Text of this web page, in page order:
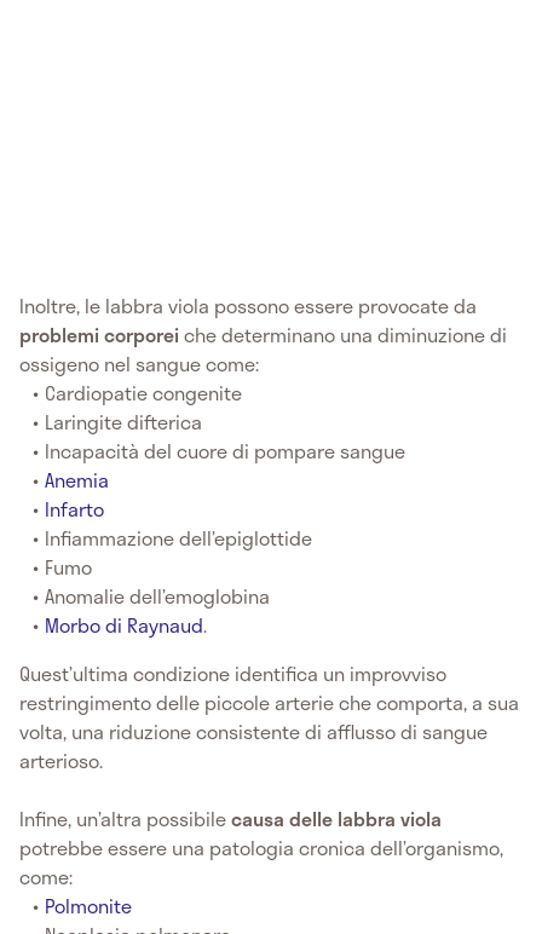
Inoltre, le labbra viola possono essere provocate da
problemi corporeiche determinano una diminuzione di
ossigeno nel sangue come:
Cardiopatie congenite
Laringite difterica
Incapacità del cuore di pompare sangue
Anemia
Infarto
Infiammazione dell’epiglottide
Fumo
Anomalie dell’emoglobina
Morbo di Raynaud.
Quest’ultima condizione identifica un improvviso
restringimento delle piccole arterie che comporta, a sua
volta, una riduzione consistente di afflusso di sangue
arterioso.
Infine, un’altra possibilecausa delle labbra viola
potrebbe essere una patologia cronica dell’organismo,
come:
Polmonite